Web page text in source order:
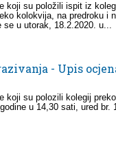
koji su položili ispit iz
kolokvija, na predroku i
se u utorak, 18.2.2020. u...
- Upis
koji su polozili kolegij
u 14,30 sati, ured br.